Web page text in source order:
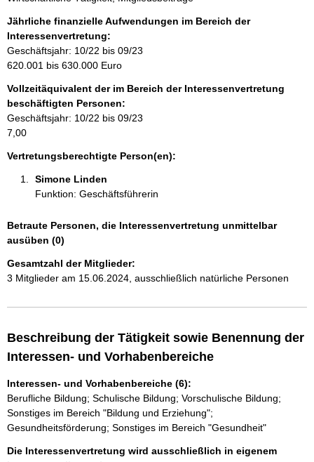
n
f
o
r
m
t
i
o
n
e
Jährliche finanzielle Aufwendungen im Bereich der
Interessenvertretung:
Geschäftsjahr: 10/22 bis 09/23
620.001 bis 630.000 Euro
Vollzeitäquivalent der im Bereich der Interessenvertretung
beschäftigten Personen:
Geschäftsjahr: 10/22 bis 09/23
7,00
Vertretungsberechtigte Person(en):
Simone Linden
Funktion: Geschäftsführerin
Betraute Personen, die Interessenvertretung unmittelbar
ausüben (0)
Gesamtzahl der Mitglieder:
3 Mitglieder am 15.06.2024, ausschließlich natürliche Personen
Beschreibung der Tätigkeit sowie Benennung der
Interessen- und Vorhabenbereiche
Interessen- und Vorhabenbereiche (6):
Berufliche Bildung; Schulische Bildung; Vorschulische Bildung;
Sonstiges im Bereich "Bildung und Erziehung";
Gesundheitsförderung; Sonstiges im Bereich "Gesundheit"
Die Interessenvertretung wird ausschließlich in eigenem